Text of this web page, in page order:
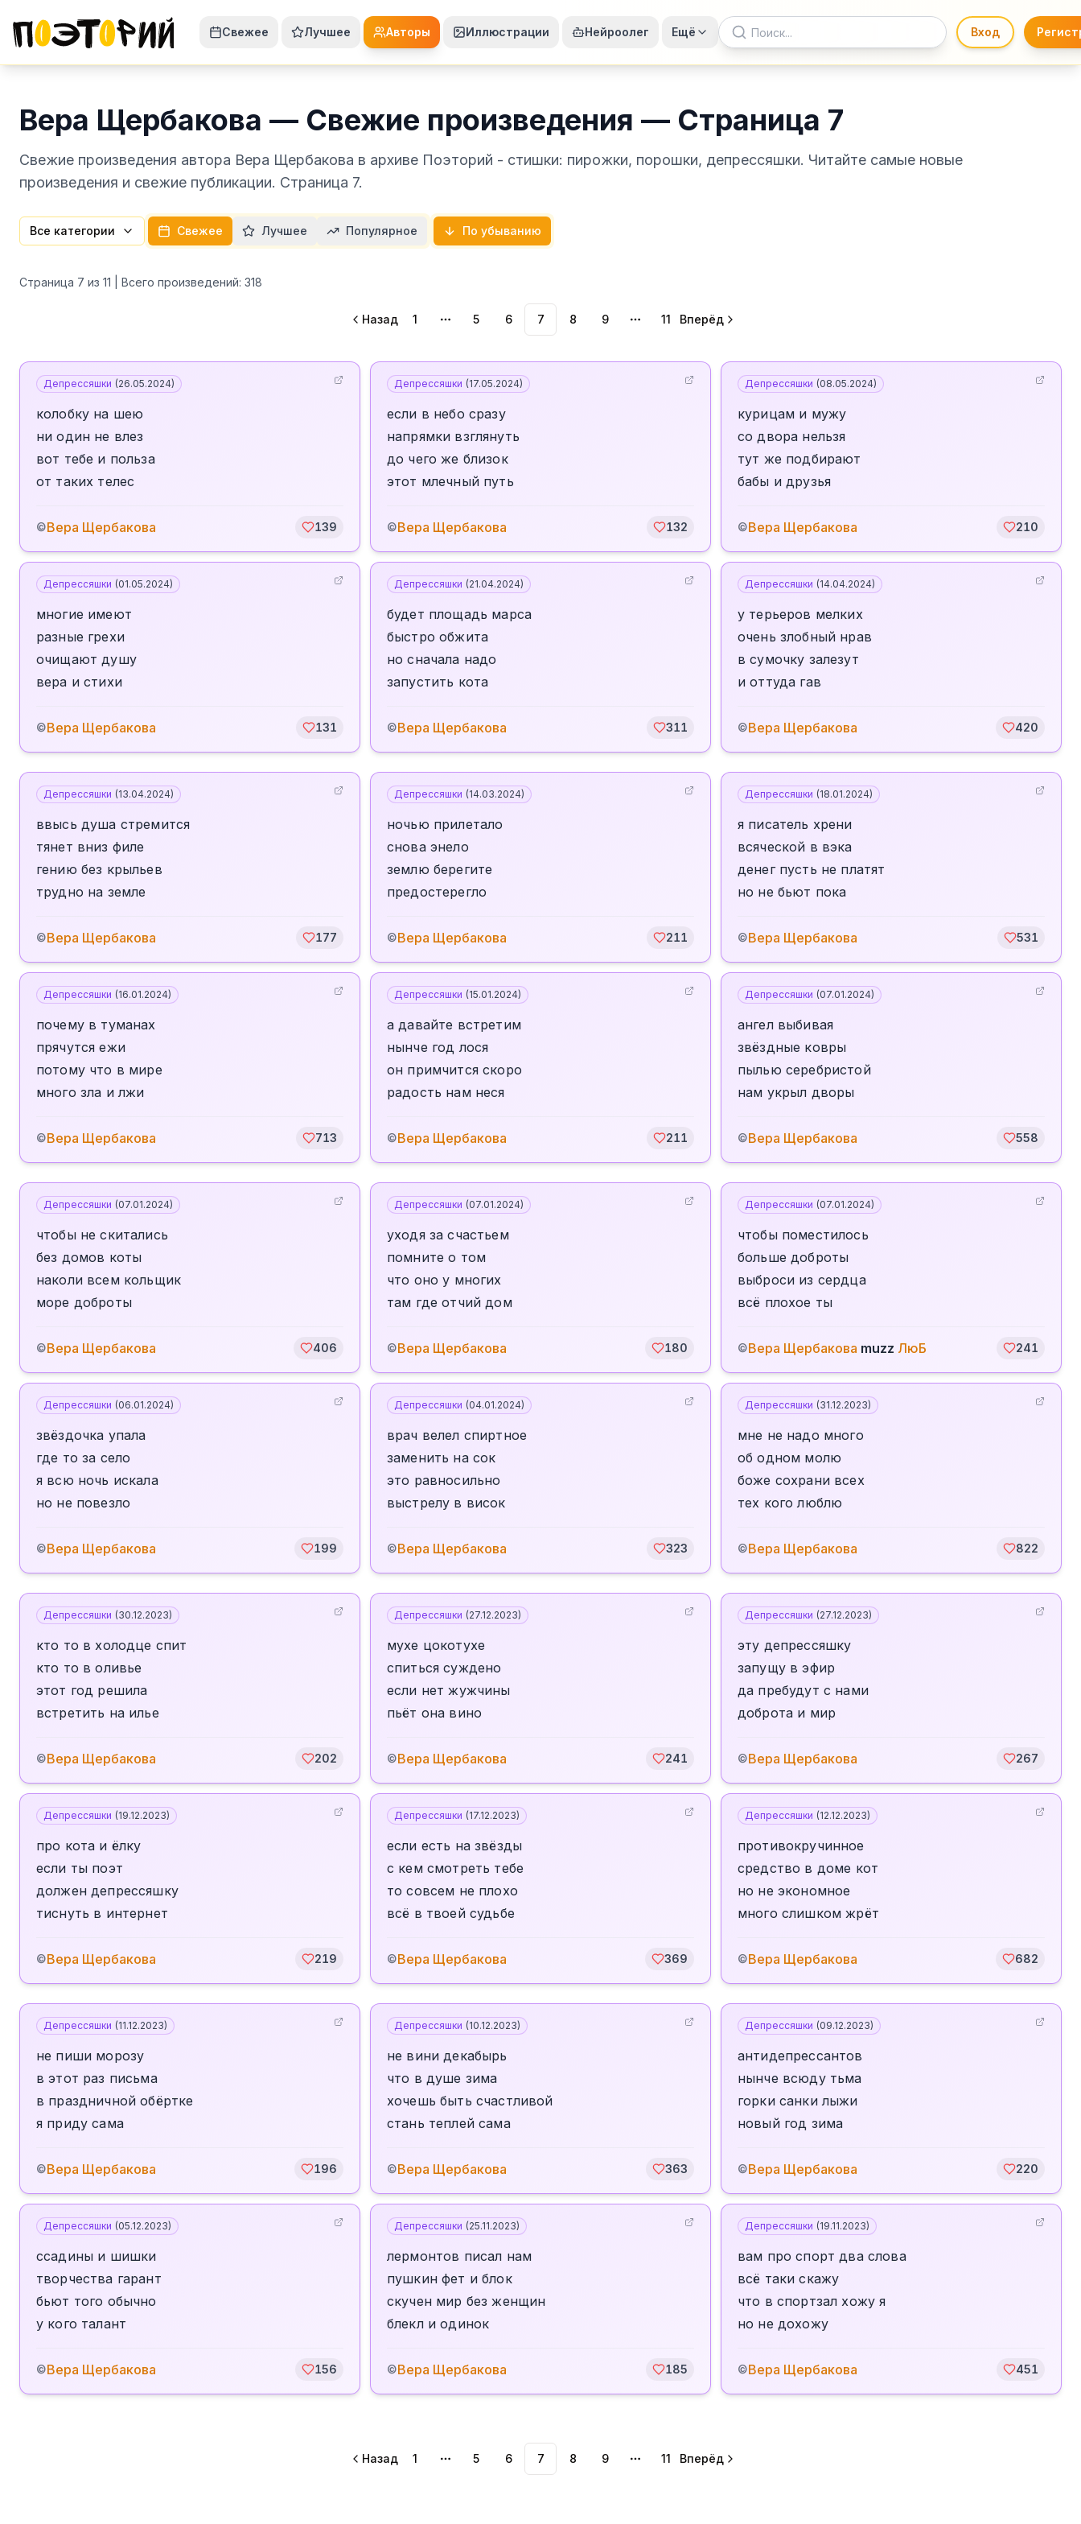
Свежее Лучшее Авторы Иллюстрации Нейроолег Ещё Вход
Вера Щербакова — Свежие произведения — Страница 7
Свежие произведения автора Вера Щербакова в архиве Поэторий - стишки: пирожки, порошки, депрессяшки. Читайте самые новые
произведения и свежие публикации. Страница 7.
Все категории Свежее Лучшее Популярное По убыванию
Страница 7 из 11 | Всего произведений: 318
Назад 1
More pages
5 6 7 8 9
More pages
11 Вперёд
Депрессяшки (26.05.2024)
колобку на шею
ни один не влез
вот тебе и польза
от таких телес
©Вера Щербакова 139
Депрессяшки (17.05.2024)
если в небо сразу
напрямки взглянуть
до чего же близок
этот млечный путь
©Вера Щербакова 132
Депрессяшки (08.05.2024)
курицам и мужу
со двора нельзя
тут же подбирают
бабы и друзья
©Вера Щербакова 210
Депрессяшки (01.05.2024)
многие имеют
разные грехи
очищают душу
вера и стихи
©Вера Щербакова 131
Депрессяшки (21.04.2024)
будет площадь марса
быстро обжита
но сначала надо
запустить кота
©Вера Щербакова 311
Депрессяшки (14.04.2024)
у терьеров мелких
очень злобный нрав
в сумочку залезут
и оттуда гав
©Вера Щербакова 420
Депрессяшки (13.04.2024)
ввысь душа стремится
тянет вниз филе
гению без крыльев
трудно на земле
©Вера Щербакова 177
Депрессяшки (14.03.2024)
ночью прилетало
снова энело
землю берегите
предостерегло
©Вера Щербакова 211
Депрессяшки (18.01.2024)
я писатель хрени
всяческой в вэка
денег пусть не платят
но не бьют пока
©Вера Щербакова 531
Депрессяшки (16.01.2024)
почему в туманах
прячутся ежи
потому что в мире
много зла и лжи
©Вера Щербакова 713
Депрессяшки (15.01.2024)
а давайте встретим
нынче год лося
он примчится скоро
радость нам неся
©Вера Щербакова 211
Депрессяшки (07.01.2024)
ангел выбивая
звёздные ковры
пылью серебристой
нам укрыл дворы
©Вера Щербакова 558
Депрессяшки (07.01.2024)
чтобы не скитались
без домов коты
наколи всем кольщик
море доброты
©Вера Щербакова 406
Депрессяшки (07.01.2024)
уходя за счастьем
помните о том
что оно у многих
там где отчий дом
©Вера Щербакова 180
Депрессяшки (07.01.2024)
чтобы поместилось
больше доброты
выброси из сердца
всё плохое ты
©Вера Щербакова muzz ЛюБ 241
Депрессяшки (06.01.2024)
звёздочка упала
где то за село
я всю ночь искала
но не повезло
©Вера Щербакова 199
Депрессяшки (04.01.2024)
врач велел спиртное
заменить на сок
это равносильно
выстрелу в висок
©Вера Щербакова 323
Депрессяшки (31.12.2023)
мне не надо много
об одном молю
боже сохрани всех
тех кого люблю
©Вера Щербакова 822
Депрессяшки (30.12.2023)
кто то в холодце спит
кто то в оливье
этот год решила
встретить на илье
©Вера Щербакова 202
Депрессяшки (27.12.2023)
мухе цокотухе
спиться суждено
если нет жужчины
пьёт она вино
©Вера Щербакова 241
Депрессяшки (27.12.2023)
эту депрессяшку
запущу в эфир
да пребудут с нами
доброта и мир
©Вера Щербакова 267
Депрессяшки (19.12.2023)
про кота и ёлку
если ты поэт
должен депрессяшку
тиснуть в интернет
©Вера Щербакова 219
Депрессяшки (17.12.2023)
если есть на звёзды
с кем смотреть тебе
то совсем не плохо
всё в твоей судьбе
©Вера Щербакова 369
Депрессяшки (12.12.2023)
противокручинное
средство в доме кот
но не экономное
много слишком жрёт
©Вера Щербакова 682
Депрессяшки (11.12.2023)
не пиши морозу
в этот раз письма
в праздничной обёртке
я приду сама
©Вера Щербакова 196
Депрессяшки (10.12.2023)
не вини декабырь
что в душе зима
хочешь быть счастливой
стань теплей сама
©Вера Щербакова 363
Депрессяшки (09.12.2023)
антидепрессантов
нынче всюду тьма
горки санки лыжи
новый год зима
©Вера Щербакова 220
Депрессяшки (05.12.2023)
ссадины и шишки
творчества гарант
бьют того обычно
у кого талант
©Вера Щербакова 156
Депрессяшки (25.11.2023)
лермонтов писал нам
пушкин фет и блок
скучен мир без женщин
блекл и одинок
©Вера Щербакова 185
Депрессяшки (19.11.2023)
вам про спорт два слова
всё таки скажу
что в спортзал хожу я
но не дохожу
©Вера Щербакова 451
Назад 1
More pages
5 6 7 8 9
More pages
11 Вперёд